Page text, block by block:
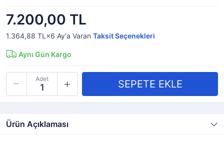
7.200,00 TL
1.364,88 TL×6 Ay'a Varan Taksit Seçenekleri
Aynı Gün Kargo
Adet
Ürün Açıklaması